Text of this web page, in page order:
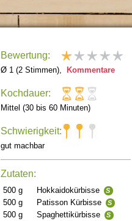
Bewertung:
Ø 1 (2 Stimmen), Kommentare
Kochdauer:
Mittel (30 bis 60 Minuten)
Schwierigkeit:
gut machbar
Zutaten:
500 g Hokkaidokürbisse S
500 g Patisson Kürbisse S
500 g Spaghettikürbisse S